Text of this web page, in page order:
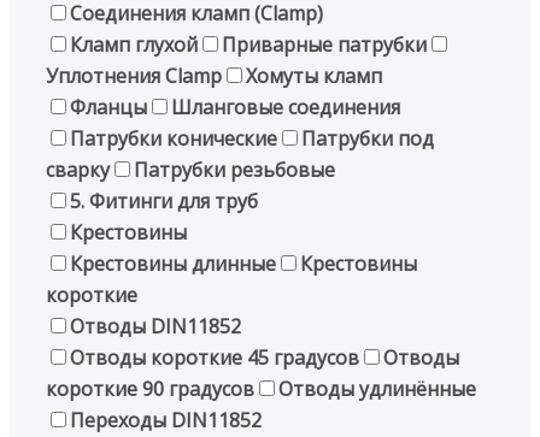
Соединения кламп (Clamp)
Кламп глухой
Приварные патрубки
Уплотнения Clamp
Хомуты кламп
Фланцы
Шланговые соединения
Патрубки конические
Патрубки под
сварку
Патрубки резьбовые
5. Фитинги для труб
Крестовины
Крестовины длинные
Крестовины
короткие
Отводы DIN11852
Отводы короткие 45 градусов
Отводы
короткие 90 градусов
Отводы удлинённые
Переходы DIN11852